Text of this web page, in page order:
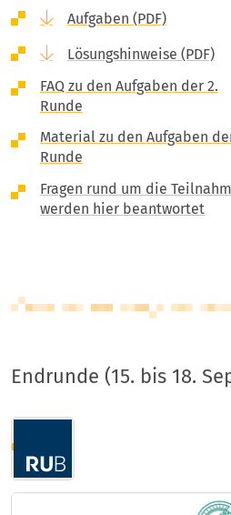
Aufgaben (PDF)
Lösungshinweise (PDF)
FAQ zu den Aufgaben der 2.
Runde
Material zu den Aufgaben
Runde
Fragen rund um die
werden hier beantwortet
Endrunde (15. bis 18.